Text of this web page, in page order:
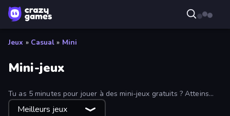
Jeux » Casual » Mini
Mini-jeux
Tu as 5 minutes pour jouer à des mini-jeux gratuits ? Atteins
ton meilleur score puis retourne à ce que tu faisais avant !
Meilleurs jeux